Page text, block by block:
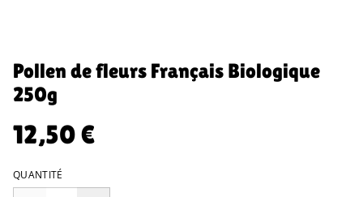
Pollen de fleurs Français Biologique
250g
12,50 €
QUANTITÉ